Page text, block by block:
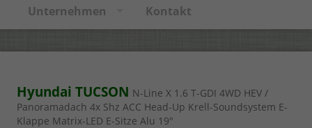
Unternehmen Kontakt
Hyundai TUCSON N-Line X 1.6 T-GDI 4WD HEV /
Panoramadach 4x Shz ACC Head-Up Krell-Soundsystem E-
Klappe Matrix-LED E-Sitze Alu 19"